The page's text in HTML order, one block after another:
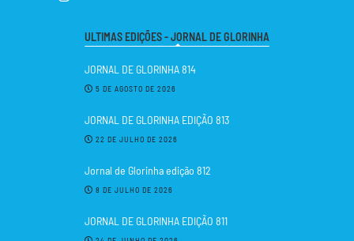
ULTIMAS EDIÇÕES - JORNAL DE GLORINHA
JORNAL DE GLORINHA 814
5 DE AGOSTO DE 2026
JORNAL DE GLORINHA EDIÇÃO 813
22 DE JULHO DE 2026
Jornal de Glorinha edição 812
8 DE JULHO DE 2026
JORNAL DE GLORINHA EDIÇÃO 811